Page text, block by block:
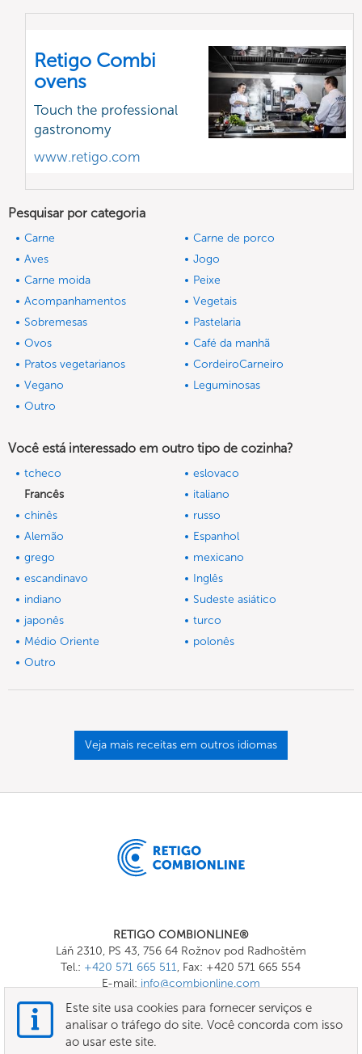
Retigo Combi
ovens
Touch the professional
gastronomy
www.retigo.com
Pesquisar por categoria
Carne
Carne de porco
Aves
Jogo
Carne moida
Peixe
Acompanhamentos
Vegetais
Sobremesas
Pastelaria
Ovos
Café da manhã
Pratos vegetarianos
CordeiroCarneiro
Vegano
Leguminosas
Outro
Você está interessado em outro tipo de cozinha?
tcheco
eslovaco
Francês
italiano
chinês
russo
Alemão
Espanhol
grego
mexicano
escandinavo
Inglês
indiano
Sudeste asiático
japonês
turco
Médio Oriente
polonês
Outro
Veja mais receitas em outros idiomas
RETIGO COMBIONLINE®
Láň 2310, PS 43, 756 64 Rožnov pod Radhoštěm
Tel.: +420 571 665 511, Fax: +420 571 665 554
E-mail: info@combionline.com
OnlineMenu
Este site usa cookies para fornecer serviços e
analisar o tráfego do site. Você concorda com isso
ao usar este site.